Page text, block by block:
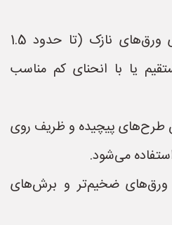
* **قیچی دستی:** برای ورق‌های نازک (تا حدود 1.5
یا با انحنای کم مناسب
طرح‌های پیچیده و ظریف روی
می‌شود.
ورق‌های ضخیم‌تر و برش‌های